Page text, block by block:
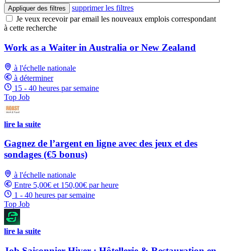
Appliquer des filtres
supprimer les filtres
Je veux recevoir par email les nouveaux emplois correspondant
à cette recherche
Work as a Waiter in Australia or New Zealand
à l'échelle nationale
à déterminer
15 - 40 heures par semaine
Top Job
lire la suite
Gagnez de l’argent en ligne avec des jeux et des
sondages (€5 bonus)
à l'échelle nationale
Entre 5,00€ et 150,00€ par heure
1 - 40 heures par semaine
Top Job
lire la suite